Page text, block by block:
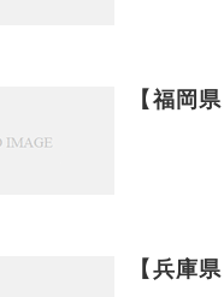
【福岡
【兵庫